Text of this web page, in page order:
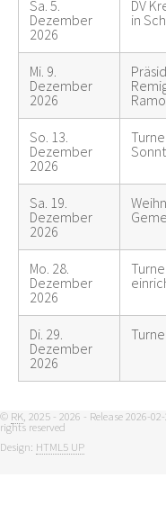
Sa. 5.
Dezember
2026
DV
in
Mi. 9.
Dezember
2026
So. 13.
Dezember
2026
Sa. 19.
Dezember
2026
Mo. 28.
Dezember
2026
Di. 29.
Dezember
2026
© RK , 2025 - 2026 - Release 2026-
rights reserved
Design: HTML5 UP